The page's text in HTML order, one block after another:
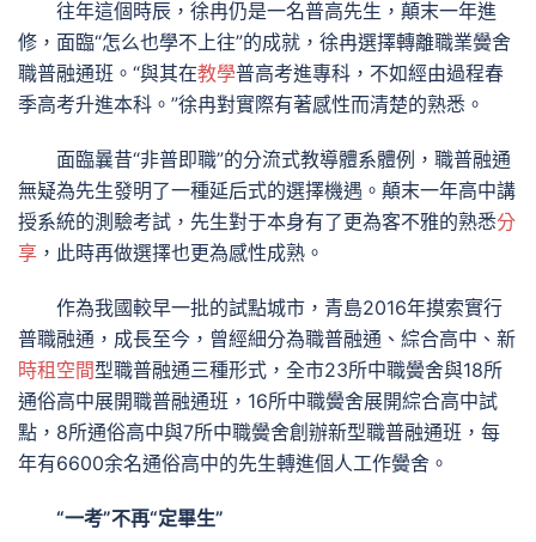
往年這個時辰，徐冉仍是一名普高先生，顛末一年進
修，面臨“怎么也學不上往”的成就，徐冉選擇轉離職業黌舍
職普融通班。“與其在教學普高考進專科，不如經由過程春
季高考升進本科。”徐冉對實際有著感性而清楚的熟悉。
面臨曩昔“非普即職”的分流式教導體系體例，職普融通
無疑為先生發明了一種延后式的選擇機遇。顛末一年高中講
授系統的測驗考試，先生對于本身有了更為客不雅的熟悉分
享 ，此時再做選擇也更為感性成熟。
作為我國較早一批的試點城市，青島2016年摸索實行
普職融通，成長至今，曾經細分為職普融通、綜合高中、新
時租空間型職普融通三種形式，全市23所中職黌舍與18所
通俗高中展開職普融通班，16所中職黌舍展開綜合高中試
點，8所通俗高中與7所中職黌舍創辦新型職普融通班，每
年有6600余名通俗高中的先生轉進個人工作黌舍。
“一考”不再“定畢生”